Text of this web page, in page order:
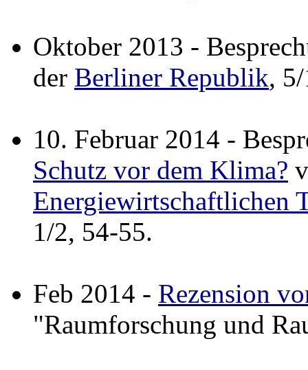
Oktober 2013 -
der Berliner Republik,
10. Februar 2014 -
Schutz vor dem Klima?
Energiewirtschaftlichen
1/2, 54-55.
Feb 2014 - Rezension
"Raumforschung und